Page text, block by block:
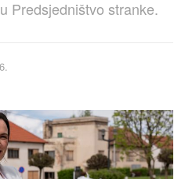
Predsjedništvo stranke.